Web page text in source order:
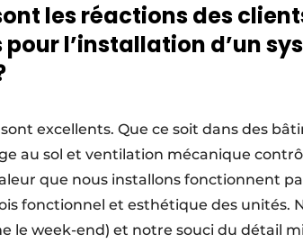
les réactions des
l’installation d’un
excellents. Que ce soit dans des
au sol et ventilation mécanique
que nous installons fonctionnent
fonctionnel et esthétique des unités.
le week-end) et notre souci du détail